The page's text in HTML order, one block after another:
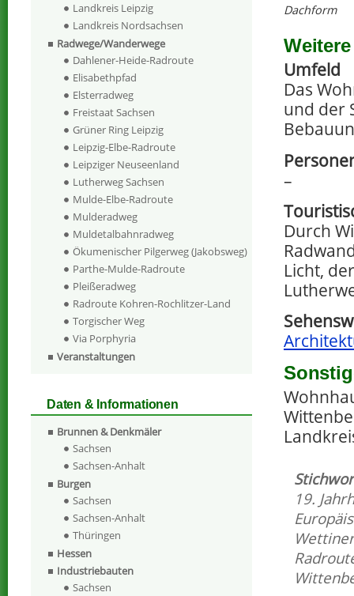
Dachform
Umfeld
Das
und der
–
Durch
Licht,
19.
Wettiner
Landkreis Leipzig
Landkreis Nordsachsen
Radwege/Wanderwege
Dahlener-Heide-Radroute
Elisabethpfad
Elsterradweg
Freistaat Sachsen
Grüner Ring Leipzig
Leipzig-Elbe-Radroute
Leipziger Neuseenland
Lutherweg Sachsen
Mulde-Elbe-Radroute
Mulderadweg
Muldetalbahnradweg
Ökumenischer Pilgerweg (Jakobsweg)
Parthe-Mulde-Radroute
Pleißeradweg
Radroute Kohren-Rochlitzer-Land
Torgischer Weg
Via Porphyria
Veranstaltungen
Daten & Informationen
Brunnen & Denkmäler
Sachsen
Sachsen-Anhalt
Burgen
Sachsen
Sachsen-Anhalt
Thüringen
Hessen
Industriebauten
Sachsen